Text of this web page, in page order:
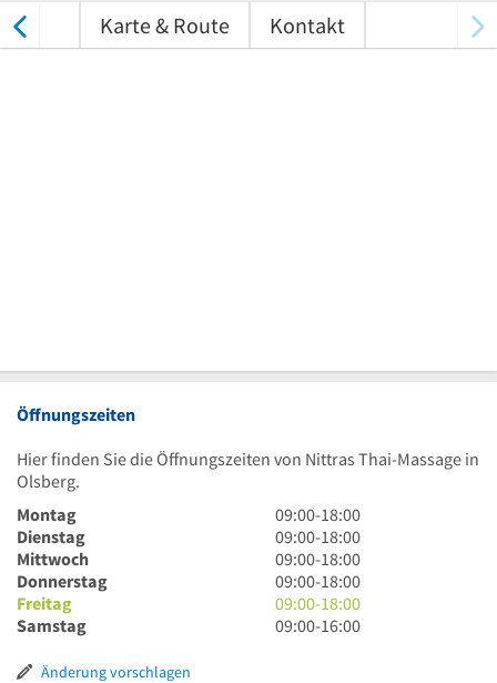
Karte & Route Kontakt
Öffnungszeiten
Hier finden Sie die Öffnungszeiten von Nittras Thai-Massage in
Olsberg.
Montag
9
Uhr
bis
18
Uhr
09:00-18:00
Dienstag
9
Uhr
bis
18
Uhr
09:00-18:00
Mittwoch
9
Uhr
bis
18
09:00-18:00
Donnerstag
9
Uhr
bis
09:00-18:00
Freitag
9
Uhr
09:00-18:00
Samstag
9
09:00-16:00
Änderung vorschlagen